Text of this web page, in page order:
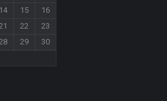
14 15
16
22
23
29
30